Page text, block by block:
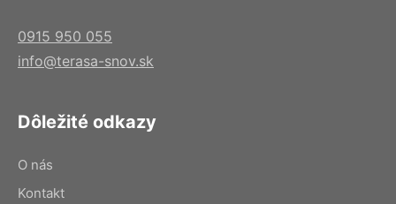
0915 950 055
info@terasa-snov.sk
Dôležité odkazy
O nás
Kontakt